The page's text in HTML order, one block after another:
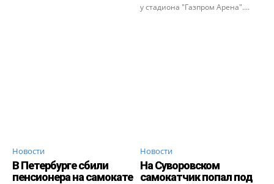
у стадиона "Газпром Арена"....
Новости
В Петербурге сбили
пенсионера на самокате
Новости
На Суворовском
самокатчик попал под